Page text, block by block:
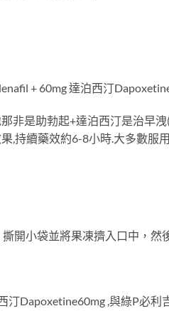
+ 60mg 達泊西汀
那非是助勃起+達泊西汀是治
,持續藥效約6-8小時.大多數服
開小袋並將果凍擠入口中，然
汀Dapoxetine60mg ,與綠P必